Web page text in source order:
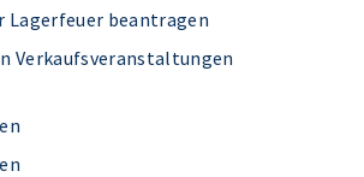
Lagerfeuer beantragen
Verkaufsveranstaltungen